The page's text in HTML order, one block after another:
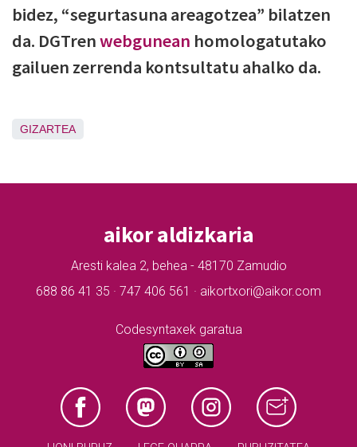
bidez, “segurtasuna areagotzea” bilatzen
da. DGTrenwebgunean homologatutako
gailuen zerrenda kontsultatu ahalko da.
GIZARTEA
aikor aldizkaria
Aresti kalea 2, behea - 48170 Zamudio
688 86 41 35 · 747 406 561 · aikortxori@aikor.com
Codesyntaxek garatua